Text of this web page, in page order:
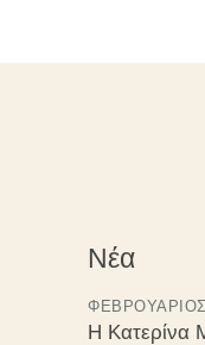
Νέα
ΦΕΒΡΟΥΆΡΙΟΣ
Η Κατερίνα